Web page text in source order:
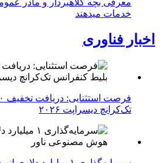
معرفی بچه کلاهبردار و مادر
خدمات میدهند
اخبار فناوری
تک‌کرانچ دیسراپت ۲۰۲۶